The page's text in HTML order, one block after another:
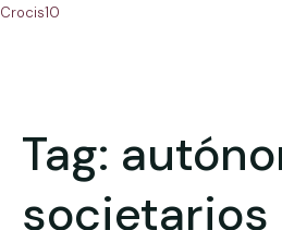
Crocis10
Tag:
societarios